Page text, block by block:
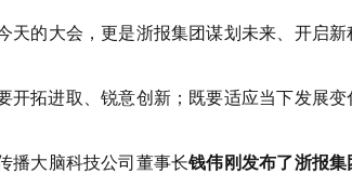
天的大会，更是浙报集团谋划未来、开启新
拓进取、锐意创新；既要适应当下发展变
播大脑科技公司董事长钱伟刚发布了浙报集